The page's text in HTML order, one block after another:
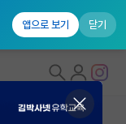
앱으로 보기 닫기